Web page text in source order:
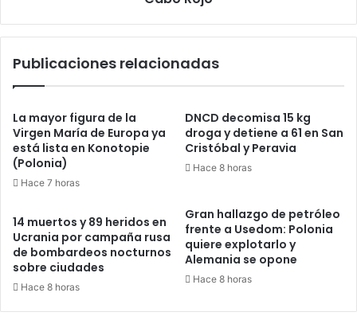
Publicaciones relacionadas
La mayor figura de la
Virgen María de Europa ya
está lista en Konotopie
(Polonia)
Hace 7 horas
DNCD decomisa 15 kg
droga y detiene a 61 en San
Cristóbal y Peravia
Hace 8 horas
14 muertos y 89 heridos en
Ucrania por campaña rusa
de bombardeos nocturnos
sobre ciudades
Hace 8 horas
Gran hallazgo de petróleo
frente a Usedom: Polonia
quiere explotarlo y
Alemania se opone
Hace 8 horas